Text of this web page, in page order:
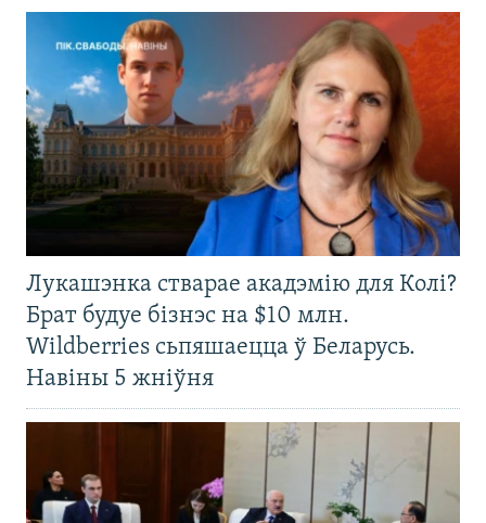
Лукашэнка стварае акадэмію для Колі?
Брат будуе бізнэс на $10 млн.
Wildberries сьпяшаецца ў Беларусь.
Навіны 5 жніўня